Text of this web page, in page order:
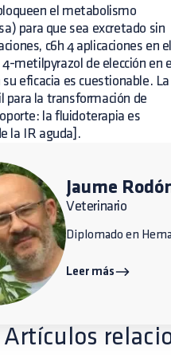
el metabolismo
para que sea excretado sin
c6h 4 aplicaciones en el
metilpyrazol de elección en el
eficacia es cuestionable. La
la transformación de
la fluidoterapia es
la IR aguda].
Jaume
Veterinario
Diplomado en
Leer más
Artículos